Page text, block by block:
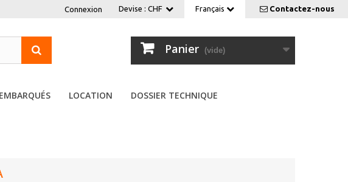
Contactez-nous
Français
Devise : CHF
Connexion
Panier (vide)
LOCATION DOSSIER TECHNIQUE